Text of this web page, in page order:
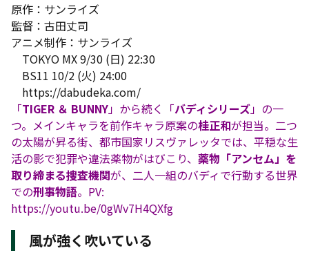
原作：サンライズ
監督：古田丈司
アニメ制作：サンライズ
TOKYO MX 9/30 (日) 22:30
BS11 10/2 (火) 24:00
https://dabudeka.com/
「TIGER ＆ BUNNY」から続く「バディシリーズ」の一
つ。メインキャラを前作キャラ原案の桂正和が担当。二つ
の太陽が昇る街、都市国家リスヴァレッタでは、平穏な生
活の影で犯罪や違法薬物がはびこり、 薬物「アンセム」を
取り締まる捜査機関が、二人一組のバディで行動する世界
での刑事物語。PV:
https://youtu.be/0gWv7H4QXfg
風が強く吹いている